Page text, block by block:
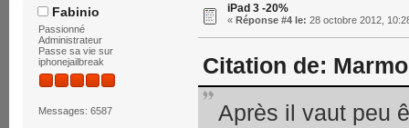
Fabinio
Passionné
Administrateur
Passe sa vie sur
iphonejailbreak
Messages: 6587
iPad 3 -20%
« Réponse #4 le: 28 octobre 2012,
Citation de:
Après il vaut peu